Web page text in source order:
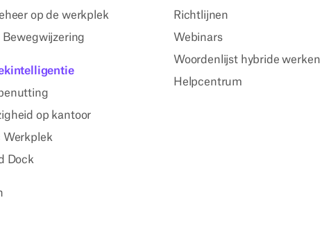
op de werkplek
Bewegwijzering
op kantoor
Werkplek
Dock
Richtlijnen
Webinars
Woordenlijst hybride werken
Helpcentrum